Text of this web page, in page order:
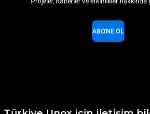
ABONE OL